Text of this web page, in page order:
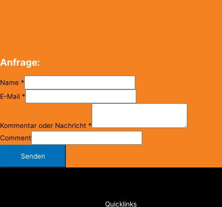
Anfrage:
Name *
E-Mail *
Kommentar oder Nachricht *
Comment
Senden
Quicklinks